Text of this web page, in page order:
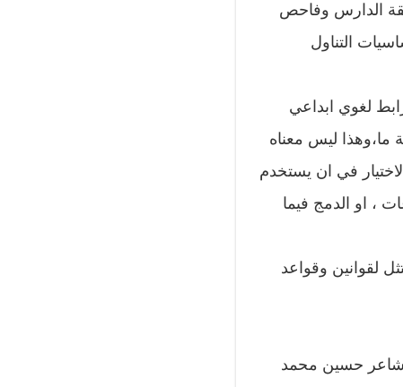
الدارس وفاحص
التناول
لغوي ابداعي
ما،وهذا ليس معناه
في ان يستخدم
، او الدمج فيما
لقوانين وقواعد
للشاعر حسين محمد